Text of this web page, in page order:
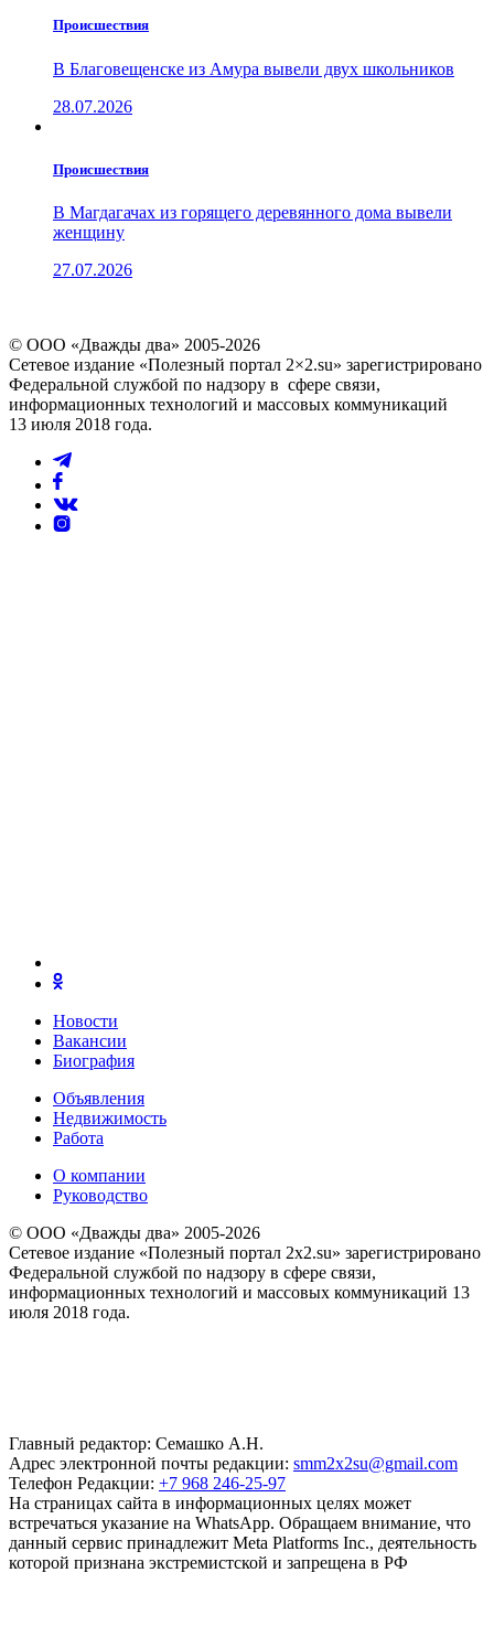
Проиcшествия
В Благовещенске из Амура вывели двух школьников
28.07.2026
Проиcшествия
В Магдагачах из горящего деревянного дома вывели
женщину
27.07.2026
© ООО «Дважды два» 2005-2026
Сетевое издание «Полезный портал 2×2.su» зарегистрировано
Федеральной службой по надзору в сфере связи,
информационных технологий и массовых коммуникаций
13 июля 2018 года.
Новости
Вакансии
Биография
Объявления
Недвижимость
Работа
О компании
Руководство
© ООО «Дважды два» 2005-2026
Сетевое издание «Полезный портал 2x2.su» зарегистрировано
Федеральной службой по надзору в сфере связи,
информационных технологий и массовых коммуникаций 13
июля 2018 года.
Главный редактор: Семашко А.Н.
Адрес электронной почты редакции: smm2x2su@gmail.com
Телефон Редакции: +7 968 246-25-97
На страницах сайта в информационных целях может
встречаться указание на WhatsApp. Обращаем внимание, что
данный сервис принадлежит Meta Platforms Inc., деятельность
которой признана экстремистской и запрещена в РФ